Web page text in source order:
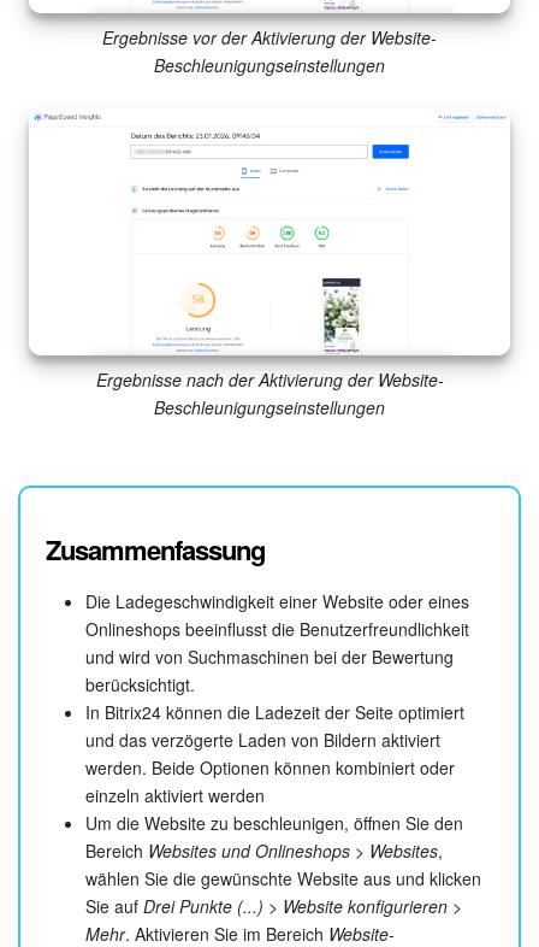
Ergebnisse vor der Aktivierung der Website-
Beschleunigungseinstellungen
Ergebnisse nach der Aktivierung der Website-
Beschleunigungseinstellungen
Zusammenfassung
Die Ladegeschwindigkeit einer Website oder eines
Onlineshops beeinflusst die Benutzerfreundlichkeit
und wird von Suchmaschinen bei der Bewertung
berücksichtigt.
In Bitrix24 können die Ladezeit der Seite optimiert
und das verzögerte Laden von Bildern aktiviert
werden. Beide Optionen können kombiniert oder
einzeln aktiviert werden
Um die Website zu beschleunigen, öffnen Sie den
Bereich Websites und Onlineshops > Websites,
wählen Sie die gewünschte Website aus und klicken
Sie auf Drei Punkte (...) > Website konfigurieren >
Mehr. Aktivieren Sie im Bereich Website-